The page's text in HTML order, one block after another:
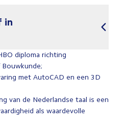
in
diploma richting
met AutoCAD en een 3D
van de Nederlandse taal is een
als waardevolle